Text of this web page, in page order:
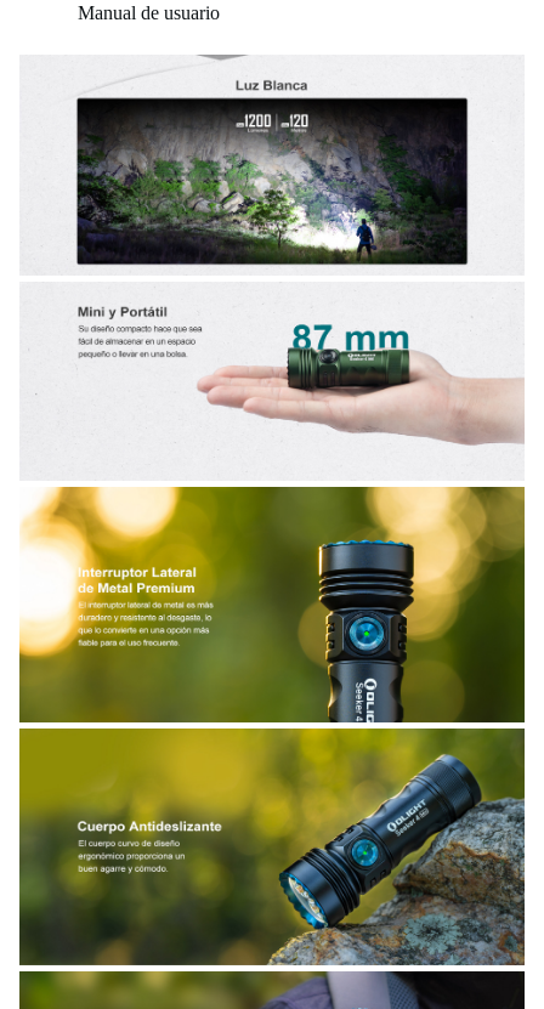
Manual de usuario